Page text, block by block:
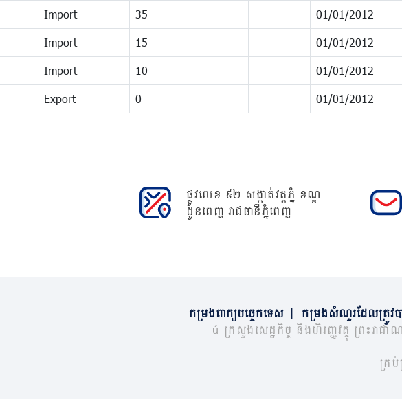
Import 35 01/01/2012
Import 15 01/01/2012
Import 10 01/01/2012
Export 0 01/01/2012
ផ្លូវលេខ ៩២ សង្កាត់វត្តភ្នំ ខណ្ឌ
ដូនពេញ រាជធានីភ្នំពេញ
កម្រងពាក្យបច្ចេកទេស កម្រងសំណួរដែលត្រូវ
© ក្រសួងសេដ្ឋកិច្ច និងហិរញ្ញវត្ថុ ព្រះរាជា
គ្រប់